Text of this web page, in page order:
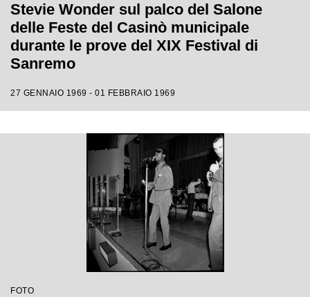
Stevie Wonder sul palco del Salone
delle Feste del Casinò municipale
durante le prove del XIX Festival di
Sanremo
27 GENNAIO 1969 - 01 FEBBRAIO 1969
FOTO